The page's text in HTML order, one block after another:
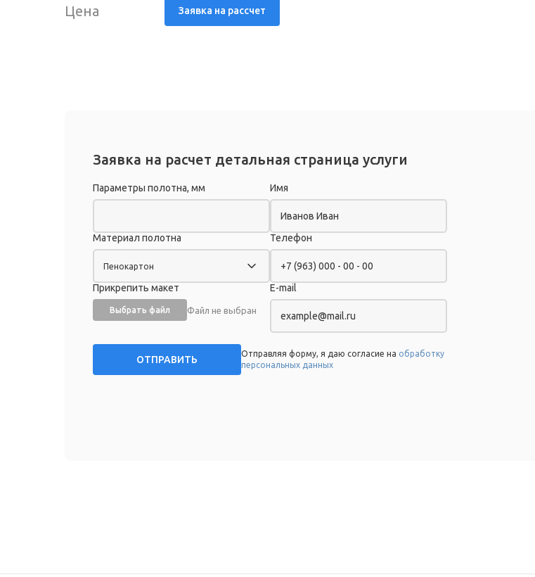
Цена Заявка на рассчет
Заявка на расчет детальная страница услуги
Параметры полотна, мм Имя
Материал полотна
Пенокартон
Телефон
Прикрепить макет
Выбрать файл Файл не выбран
E-mail
Отправляя форму, я даю согласие на обработку
персональных данных